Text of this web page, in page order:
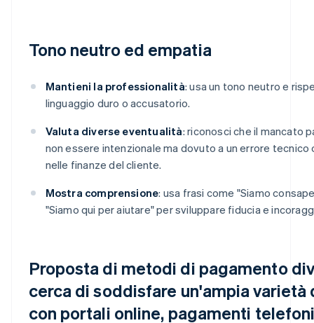
Tono neutro ed empatia
Mantieni la professionalità: usa un tono neutro e
linguaggio duro o accusatorio.
Valuta diverse eventualità: riconosci che il mancato
non essere intenzionale ma dovuto a un errore tecnico
nelle finanze del cliente.
Mostra comprensione: usa frasi come "Siamo
"Siamo qui per aiutare" per sviluppare fiducia e
Proposta di metodi di pagamento
cerca di soddisfare un'ampia varietà
con portali online, pagamenti